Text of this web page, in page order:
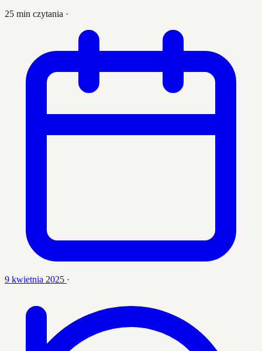
25 min czytania ·
9 kwietnia 2025 ·